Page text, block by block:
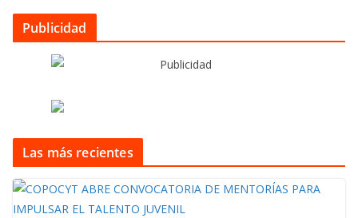
Publicidad
Las más recientes